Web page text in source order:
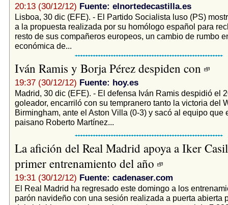
20:13 (30/12/12) Fuente: elnortedecastilla.es
Lisboa, 30 dic (EFE). - El Partido Socialista luso (PS)
a la propuesta realizada por su homólogo español para
resto de sus compañeros europeos, un cambio de rumbo
económica de...
Iván Ramis y Borja Pérez despiden con
19:37 (30/12/12) Fuente: hoy.es
Madrid, 30 dic (EFE). - El defensa Iván Ramis despidió el
goleador, encarriló con su tempranero tanto la victoria del
Birmingham, ante el Aston Villa (0-3) y sacó al equipo que
paisano Roberto Martínez...
La afición del Real Madrid apoya a Iker
primer entrenamiento del año
19:31 (30/12/12) Fuente: cadenaser.com
El Real Madrid ha regresado este domingo a los
parón navideño con una sesión realizada a puerta abierta